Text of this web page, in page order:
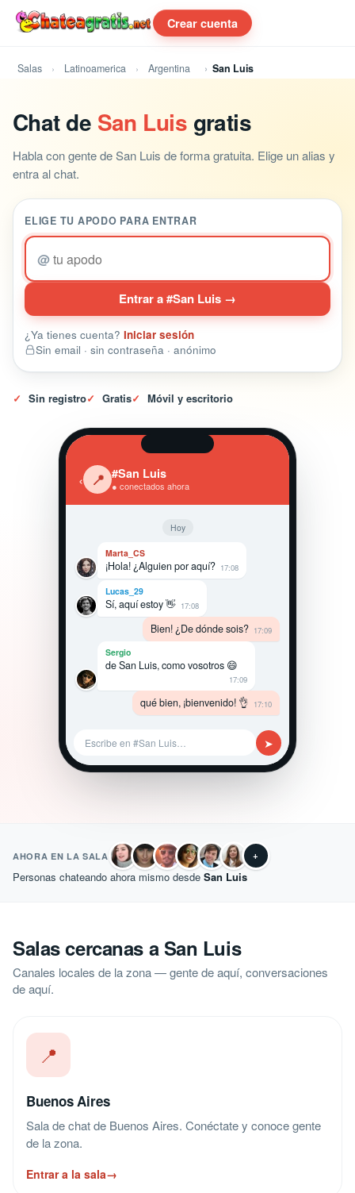
Crear cuenta
Salas Latinoamerica Argentina San Luis
Chat de San Luis gratis
Habla con gente de San Luis de forma gratuita. Elige un alias y
entra al chat.
ELIGE TU APODO PARA ENTRAR
@
Entrar a #San Luis →
¿Ya tienes cuenta? Iniciar sesión
Sin email · sin contraseña · anónimo
✓ Sin registro✓ Gratis✓ Móvil y escritorio
‹ 📍 #San Luis
● conectados ahora
Hoy
Marta_CS
¡Hola! ¿Alguien por aquí? 17:08
Lucas_29
Sí, aquí estoy 👋 17:08
Bien! ¿De dónde sois? 17:09
Sergio
de San Luis, como vosotros 😄
17:09
qué bien, ¡bienvenido! 👌 17:10
Escribe en #San Luis… ➤
AHORA EN LA SALA +
Personas chateando ahora mismo desde San Luis
Salas cercanas a San Luis
Canales locales de la zona — gente de aquí, conversaciones
de aquí.
📍
Buenos Aires
Sala de chat de Buenos Aires. Conéctate y conoce gente
de la zona.
Entrar a la sala→